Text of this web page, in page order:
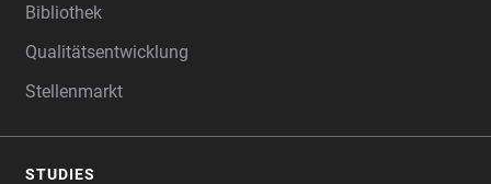
Bibliothek
Qualitätsentwicklung
Stellenmarkt
STUDIES